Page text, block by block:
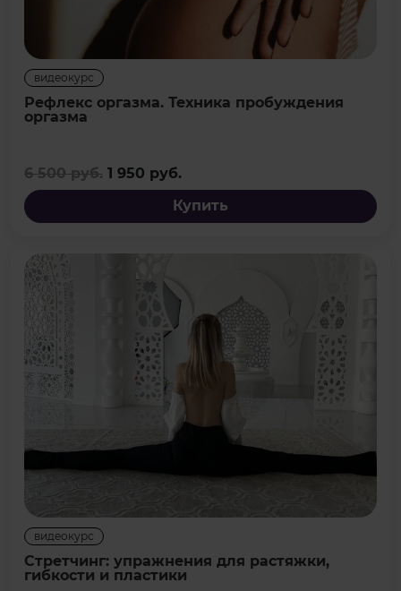
видеокурс
Рефлекс оргазма. Техника пробуждения
оргазма
6 500 руб. 1 950 руб.
Купить
видеокурс
Стретчинг: упражнения для растяжки,
гибкости и пластики